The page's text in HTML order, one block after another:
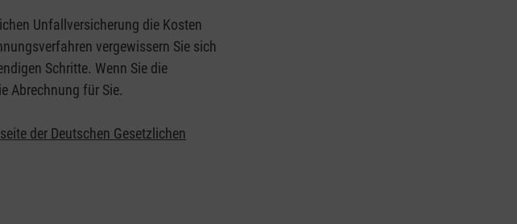
Unfallversicherung die Kosten
vergewissern Sie sich
Schritte. Wenn Sie die
Abrechnung für Sie.
der Deutschen Gesetzlichen